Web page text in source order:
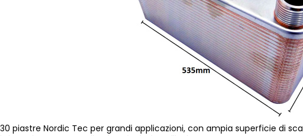
piastre Nordic Tec per grandi applicazioni, con ampia superficie di